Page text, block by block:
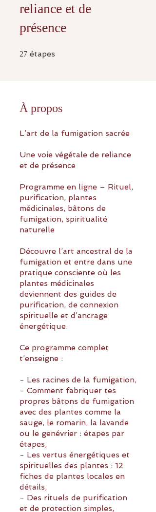
reliance et de
présence
27 étapes
À propos
L’art de la fumigation sacrée
Une voie végétale de reliance
et de présence
Programme en ligne – Rituel,
purification, plantes
médicinales, bâtons de
fumigation, spiritualité
naturelle
Découvre l’art ancestral de la
fumigation et entre dans une
pratique consciente où les
plantes médicinales
deviennent des guides de
purification, de connexion
spirituelle et d’ancrage
énergétique.
Ce programme complet
t’enseigne :
- Les racines de la fumigation,
- Comment fabriquer tes
propres bâtons de fumigation
avec des plantes comme la
sauge, le romarin, la lavande
ou le genévrier : étapes par
étapes,
- Les vertus énergétiques et
spirituelles des plantes : 12
fiches de plantes locales en
détails,
- Des rituels de purification
et de protection simples,